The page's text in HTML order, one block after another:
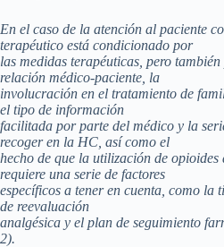
En el caso de la atención al paciente
terapéutico está condicionado por
las medidas terapéuticas, pero
relación médico-paciente, la
involucración en el tratamiento de
el tipo de información
facilitada por parte del médico y la
recoger en la HC, así como el
hecho de que la utilización de
requiere una serie de factores
específicos a tener en cuenta, como la
de reevaluación
analgésica y el plan de seguimiento
2).